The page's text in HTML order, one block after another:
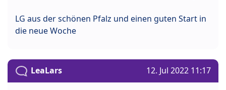
LG aus der schönen Pfalz und einen guten Start in
die neue Woche
LeaLars 12. Jul 2022 11:17